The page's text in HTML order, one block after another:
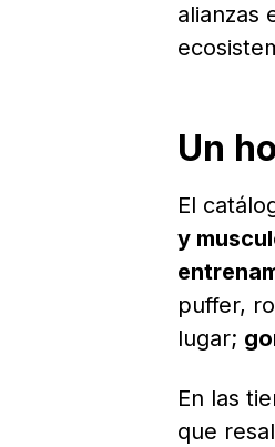
alianzas
Un
El
y
puffer,
lugar;
En las
que